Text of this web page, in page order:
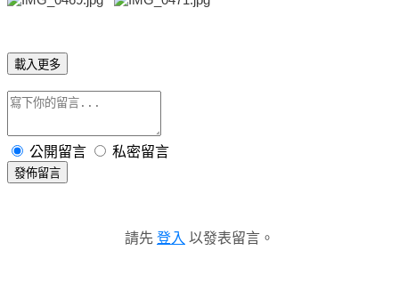
載入更多
公開留言 私密留言
發佈留言
請先 登入 以發表留言。